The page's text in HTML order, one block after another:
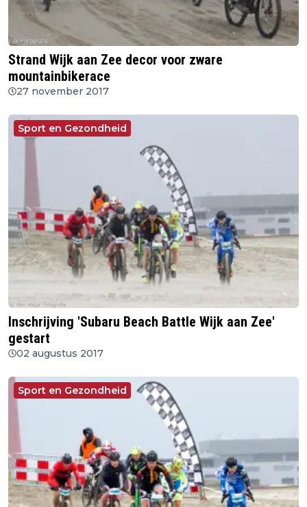
Strand Wijk aan Zee decor voor zware
mountainbikerace
27 november 2017
Sport en Gezondheid
Inschrijving 'Subaru Beach Battle Wijk aan Zee'
gestart
02 augustus 2017
Sport en Gezondheid